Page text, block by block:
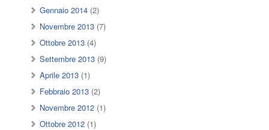
Gennaio 2014 (2)
Novembre 2013 (7)
Ottobre 2013 (4)
Settembre 2013 (9)
Aprile 2013 (1)
Febbraio 2013 (2)
Novembre 2012 (1)
Ottobre 2012 (1)